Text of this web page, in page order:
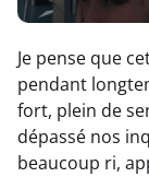
Je pense que
pendant
fort, plein de
dépassé nos
beaucoup ri,